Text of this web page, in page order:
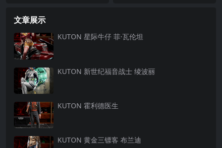
文章展示
KUTON 星际牛仔 菲·瓦伦坦
KUTON 新世纪福音战士 绫波丽
KUTON 霍利德医生
KUTON 黄金三镖客 布兰迪